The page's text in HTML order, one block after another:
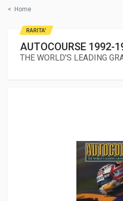
< Home
AUTOCOURSE 1992-
THE WORLD'S LEADING
RARITA'